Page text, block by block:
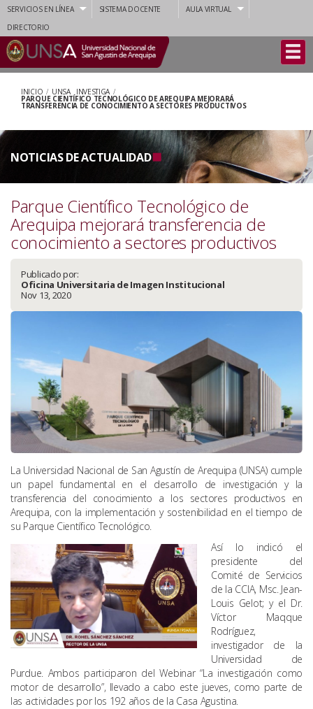
SERVICIOS EN LÍNEA SISTEMA DOCENTE
AULA VIRTUAL
DIRECTORIO
INICIO / UNSA INVESTIGA /
PARQUE CIENTÍFICO TECNOLÓGICO DE AREQUIPA MEJORARÁ
TRANSFERENCIA DE CONOCIMIENTO A SECTORES PRODUCTIVOS
NOTICIAS DE ACTUALIDAD
Parque Científico Tecnológico de
Arequipa mejorará transferencia de
conocimiento a sectores productivos
Publicado por:
Oficina Universitaria de Imagen Institucional
Nov 13, 2020
La Universidad Nacional de San Agustín de Arequipa (UNSA) cumple
un papel fundamental en el desarrollo de investigación y la
transferencia del conocimiento a los sectores productivos en
Arequipa, con la implementación y sostenibilidad en el tiempo de
su Parque Científico Tecnológico.
Así lo indicó el
presidente del
Comité de Servicios
de la CCIA, Msc. Jean-
Louis Gelot; y el Dr.
Víctor Maqque
Rodríguez,
investigador de la
Universidad de
Purdue. Ambos participaron del Webinar “La investigación como
motor de desarrollo”, llevado a cabo este jueves, como parte de
las actividades por los 192 años de la Casa Agustina.